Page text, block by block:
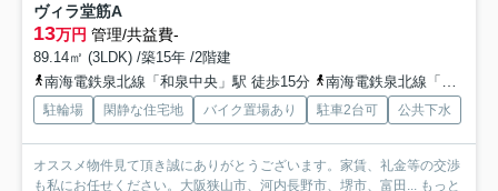
ヴィラ堂筋A
13万円 管理/共益費-
89.14㎡ (3LDK) /築15年 /2階建
南海電鉄泉北線「和泉中央」駅 徒歩15分
南海電鉄泉北線「光明池」駅 徒歩44分
駐輪場 閑静な住宅地 バイク置場あり 駐車2台可 公共下水
オススメ物件見て頂き誠にありがとうございます。家賃、礼金等の交渉
も私にお任せください。大阪狭山市、河内長野市、堺市、富田... もっと